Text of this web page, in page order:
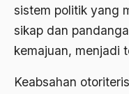
sistem politik yang
sikap dan
kemajuan, menjadi
Keabsahan
Al Asnawi
al qaeda
Al-Azhar
Al-Ghazali